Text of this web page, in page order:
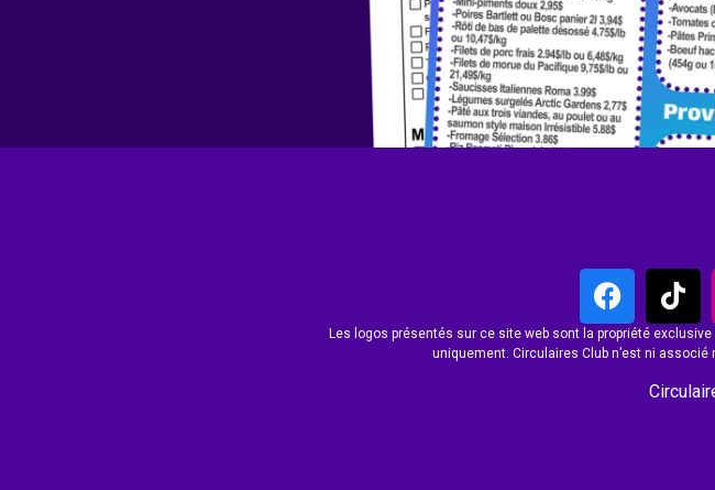
Les logos présentés sur ce site web sont la propriété
uniquement. Circulaires Club n’est ni